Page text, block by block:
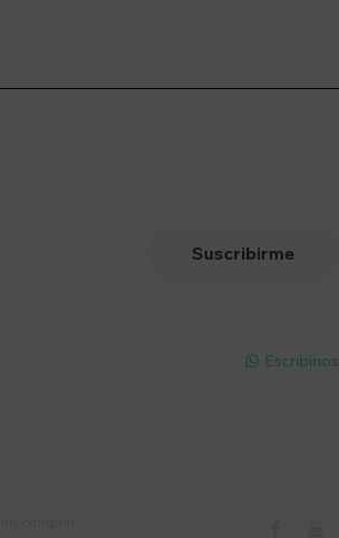
Suscribirme
 Escribinos